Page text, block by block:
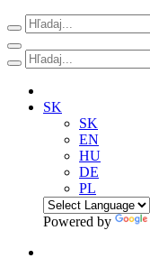
SK
SK
EN
HU
DE
PL
Powered by